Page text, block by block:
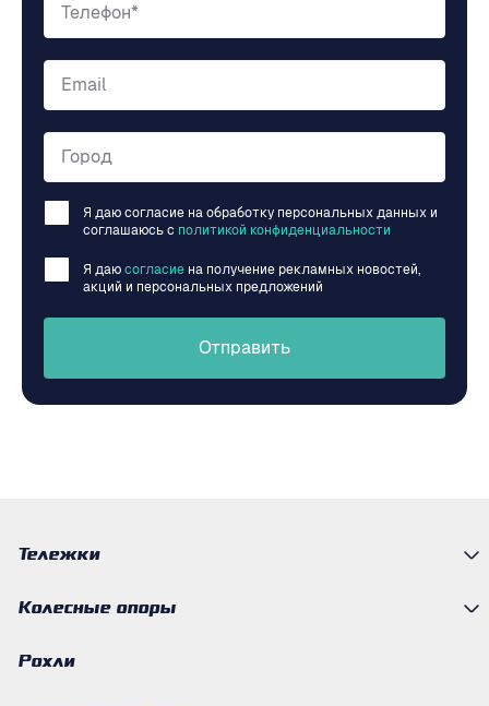
Телефон*
Email
Город
Я даю согласие на обработку персональных данных и
соглашаюсь c политикой конфиденциальности
Я даю согласие на получение рекламных новостей,
акций и персональных предложений
Отправить
Тележки
Колесные опоры
Рохли